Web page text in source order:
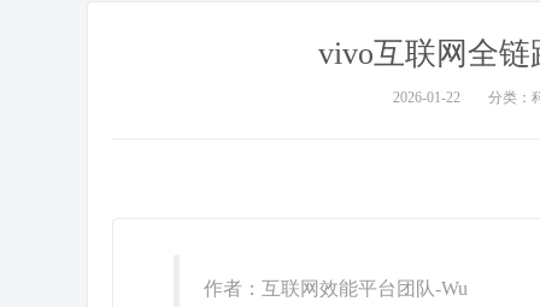
vivo互联网全
2026-01-22 分类：
作者：互联网效能平台团队-Wu